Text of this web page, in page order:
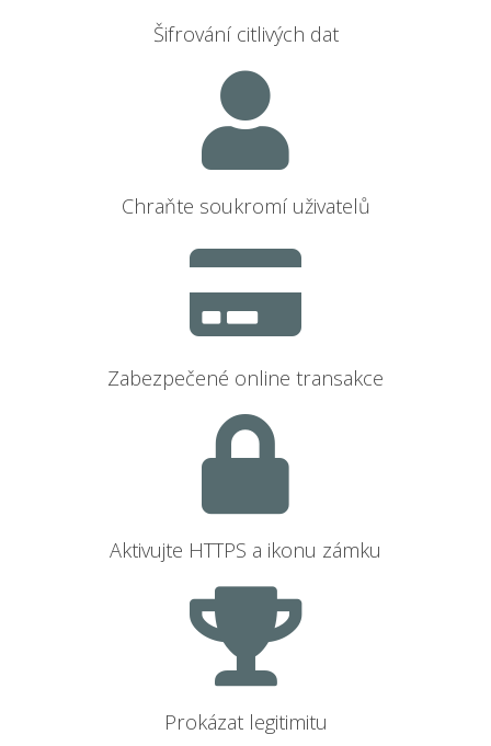
Šifrování citlivých dat
Chraňte soukromí uživatelů
Zabezpečené online transakce
Aktivujte HTTPS a ikonu zámku
Prokázat legitimitu